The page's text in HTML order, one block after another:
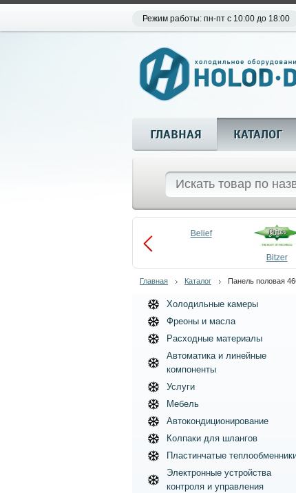
Режим работы: пн-пт с 10:00 до 18:00
ГЛАВНАЯ КАТАЛОГ
Belief
Bitzer
Главная Каталог Панель половая
Холодильные камеры
Фреоны и масла
Расходные материалы
Автоматика и линейные
компоненты
Услуги
Мебель
Автокондиционирование
Колпаки для шлангов
Пластинчатые
Электронные устройства
контроля и управления